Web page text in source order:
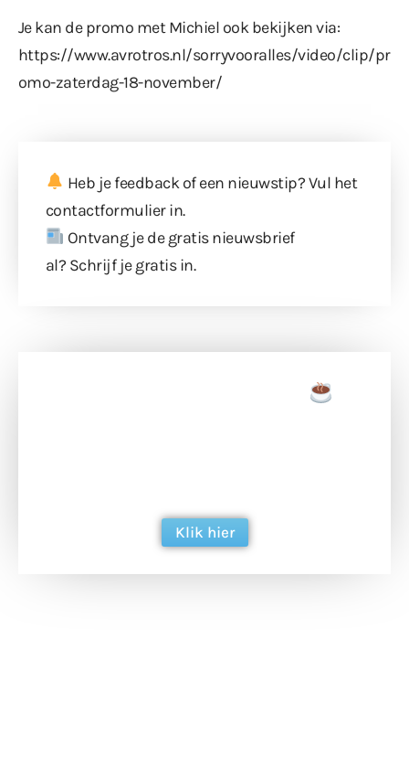
Je kan de promo met Michiel ook bekijken via:
https://www.avrotros.nl/sorryvooralles/video/clip/pr
omo-zaterdag-18-november/
Heb je feedback of een nieuwstip? Vul het
contactformulierin.
Ontvang je de gratis nieuwsbrief
al? Schrijf je gratis in.
Klik hier